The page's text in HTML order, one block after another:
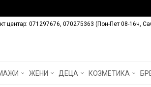
центар: 071297676, 070275363 (Пон-Пет 08-16ч,
ЖЕНИ ДЕЦА КОЗМЕТИКА